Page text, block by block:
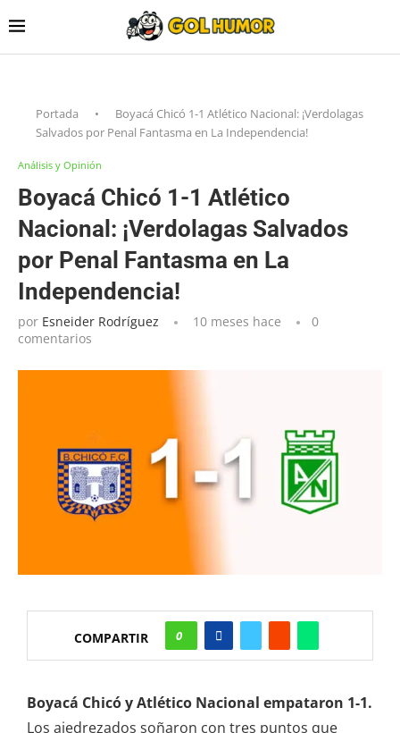
Portada •
Boyacá Chicó 1-1 Atlético Nacional: ¡Verdolagas
Salvados por Penal Fantasma en La Independencia!
Análisis y Opinión
Boyacá Chicó 1-1 Atlético
Nacional: ¡Verdolagas Salvados
por Penal Fantasma en La
Independencia!
por Esneider Rodríguez 10 meses hace
0
comentarios
COMPARTIR 0
Boyacá Chicó y Atlético Nacional empataron 1-1.
Los ajedrezados soñaron con tres puntos que